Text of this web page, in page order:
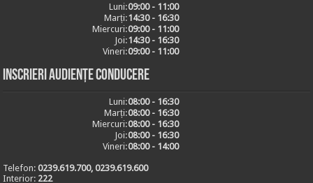
Luni:09:00 - 11:00
Marți:14:30 - 16:30
Miercuri:09:00 - 11:00
Joi:14:30 - 16:30
Vineri:09:00 - 11:00
Inscrieri audiențe conducere
Luni:08:00 - 16:30
Marți:08:00 - 16:30
Miercuri:08:00 - 16:30
Joi:08:00 - 16:30
Vineri:08:00 - 14:00
Telefon:0239.619.700, 0239.619.600
Interior: 222